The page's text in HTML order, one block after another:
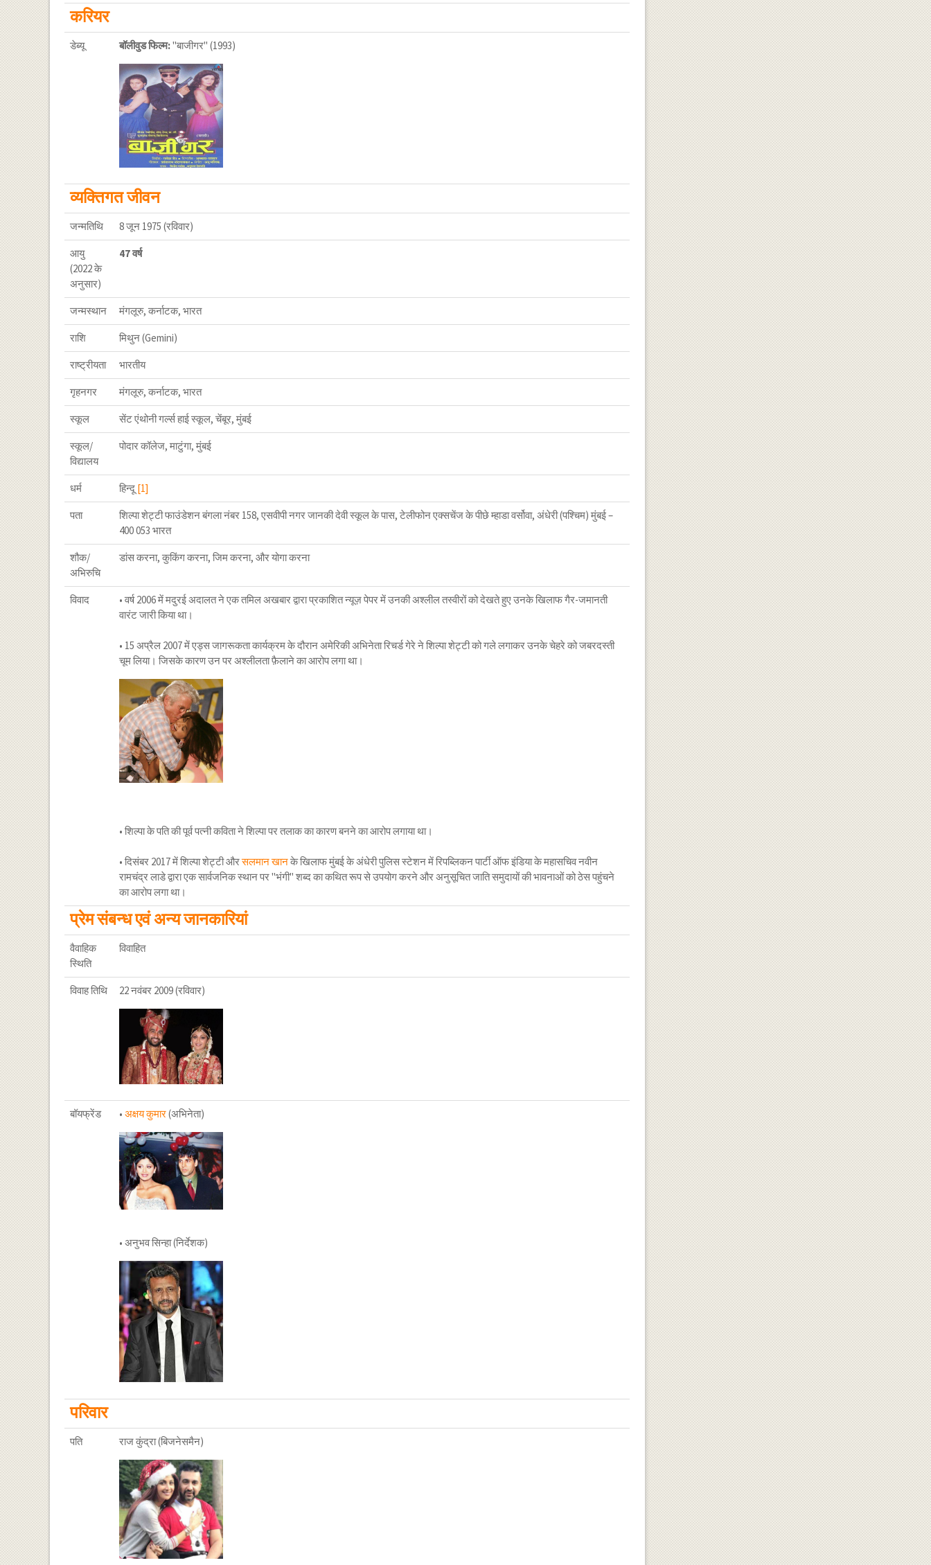
करियर
डेब्यू बॉलीवुड फिल्म:"बाजीगर" (1993)
व्यक्तिगत जीवन
जन्मतिथि 8 जून 1975 (रविवार)
आयु
(2022 के
अनुसार)
47 वर्ष
जन्मस्थान मंगलूरु, कर्नाटक, भारत
राशि मिथुन (Gemini)
राष्ट्रीयता भारतीय
गृहनगर मंगलूरु, कर्नाटक, भारत
स्कूल सेंट एंथोनी गर्ल्स हाई स्कूल, चेंबूर, मुंबई
स्कूल/
विद्यालय
पोदार कॉलेज, माटुंगा, मुंबई
धर्म हिन्दू [1]
पता
शिल्पा शेट्टी फाउंडेशन बंगला नंबर 158, एसवीपी नगर जानकी देवी स्कूल के पास, टेलीफोन एक्सचेंज के पीछे म्हाडा वर्सोवा, अंधेरी (पश्चिम) मुंबई –
400 053 भारत
शौक/
अभिरुचि
डांस करना, कुकिंग करना, जिम करना, और योगा करना
विवाद
• वर्ष 2006 में मदुरई अदालत ने एक तमिल अखबार द्वारा प्रकाशित न्यूज़ पेपर में उनकी अश्लील तस्वीरों को देखते हुए उनके खिलाफ गैर-जमानती
वारंट जारी किया था।
• 15 अप्रैल 2007 में एड्स जागरूकता कार्यक्रम के दौरान अमेरिकी अभिनेता रिचर्ड गेरे ने शिल्पा शेट्टी को गले लगाकर उनके चेहरे को जबरदस्ती
चूम लिया। जिसके कारण उन पर अश्लीलता फ़ैलाने का आरोप लगा था।
• शिल्पा के पति की पूर्व पत्नी कविता ने शिल्पा पर तलाक का कारण बनने का आरोप लगाया था।
• दिसंबर 2017 में शिल्पा शेट्टी औरसलमान खानके खिलाफ मुंबई के अंधेरी पुलिस स्टेशन में रिपब्लिकन पार्टी ऑफ इंडिया के महासचिव नवीन
रामचंद्र लाडे द्वारा एक सार्वजनिक स्थान पर "भंगी" शब्द का कथित रूप से उपयोग करने और अनुसूचित जाति समुदायों की भावनाओं को ठेस पहुंचने
का आरोप लगा था।
प्रेम संबन्ध एवं अन्य जानकारियां
वैवाहिक
स्थिति
विवाहित
विवाह तिथि 22 नवंबर 2009 (रविवार)
बॉयफ्रेंड •अक्षय कुमार(अभिनेता)
• अनुभव सिन्हा (निर्देशक)
परिवार
पति राज कुंद्रा (बिजनेसमैन)